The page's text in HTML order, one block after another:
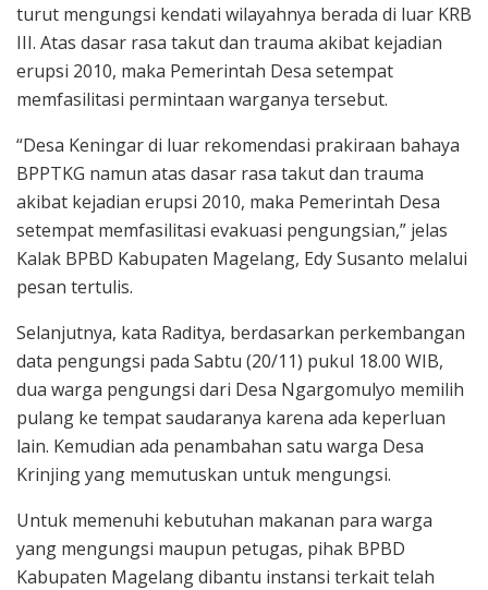
turut mengungsi kendati wilayahnya berada di luar KRB
III. Atas dasar rasa takut dan trauma akibat kejadian
erupsi 2010, maka Pemerintah Desa setempat
memfasilitasi permintaan warganya tersebut.
“Desa Keningar di luar rekomendasi prakiraan bahaya
BPPTKG namun atas dasar rasa takut dan trauma
akibat kejadian erupsi 2010, maka Pemerintah Desa
setempat memfasilitasi evakuasi pengungsian,” jelas
Kalak BPBD Kabupaten Magelang, Edy Susanto melalui
pesan tertulis.
Selanjutnya, kata Raditya, berdasarkan perkembangan
data pengungsi pada Sabtu (20/11) pukul 18.00 WIB,
dua warga pengungsi dari Desa Ngargomulyo memilih
pulang ke tempat saudaranya karena ada keperluan
lain. Kemudian ada penambahan satu warga Desa
Krinjing yang memutuskan untuk mengungsi.
Untuk memenuhi kebutuhan makanan para warga
yang mengungsi maupun petugas, pihak BPBD
Kabupaten Magelang dibantu instansi terkait telah